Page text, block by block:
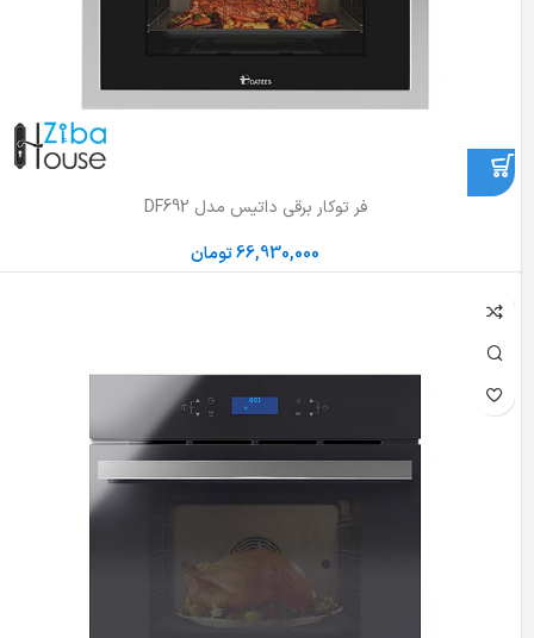
فر توکار برقی داتیس مدل DF692
66,930,000تومان